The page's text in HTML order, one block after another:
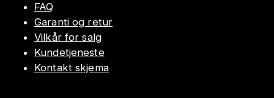
FAQ
Garanti og retur
Vilkår for salg
Kundetjeneste
Kontakt skjema